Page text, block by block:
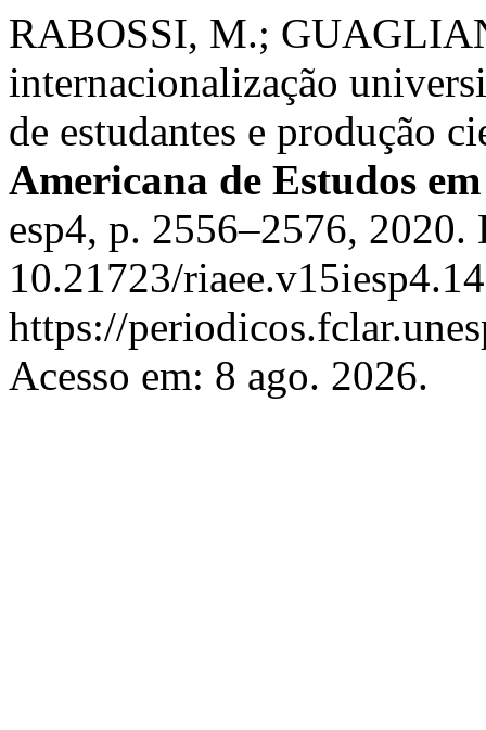
RABOSSI, M.;
internacionalização
de estudantes e produção
Americana de Estudos
esp4, p. 2556–2576, 2020.
10.21723/
https://
Acesso em: 8 ago. 2026.